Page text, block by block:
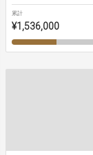
累計
¥1,536,000